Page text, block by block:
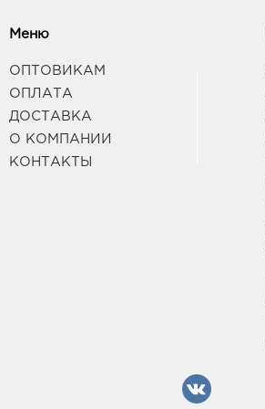
Меню
ОПТОВИКАМ
ОПЛАТА
ДОСТАВКА
О КОМПАНИИ
КОНТАКТЫ